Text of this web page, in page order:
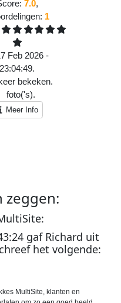
7.0,
1
Feb 2026 -
23:04:49.
bekeken.
foto('s).
Meer Info
zeggen:
ultiSite:
gaf Richard uit
het volgende:
MultiSite, klanten en